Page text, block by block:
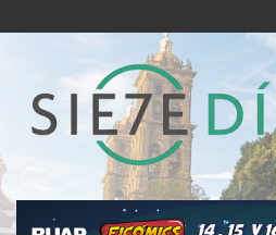
al
Semanario 7 Días